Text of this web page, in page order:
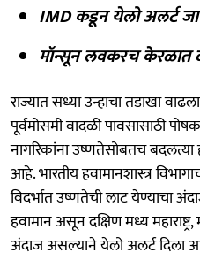
IMD कडून येलो अलर्ट
मॉन्सून लवकरच केरळात
राज्यात सध्या उन्हाचा तडाखा
पूर्वमोसमी वादळी पावसासाठी
नागरिकांना उष्णतेसोबतच बदलत्या
आहे. भारतीय हवामानशास्त्र
विदर्भात उष्णतेची लाट येण्याचा
हवामान असून दक्षिण मध्य
अंदाज असल्याने येलो अलर्ट दिला